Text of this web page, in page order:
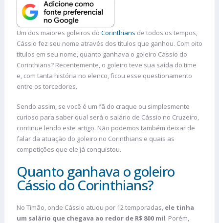
Um dos maiores goleiros do Corinthians de todos os tempos,
Cássio fez seu nome através dos títulos que ganhou. Com oito
títulos em seu nome, quanto ganhava o goleiro Cássio do
Corinthians? Recentemente, o goleiro teve sua saída do time
e, com tanta história no elenco, ficou esse questionamento
entre os torcedores.
Sendo assim, se você é um fã do craque ou simplesmente
curioso para saber qual será o salário de Cássio no Cruzeiro,
continue lendo este artigo. Não podemos também deixar de
falar da atuação do goleiro no Corinthians e quais as
competições que ele já conquistou.
Quanto ganhava o goleiro
Cássio do Corinthians?
No Timão, onde Cássio atuou por 12 temporadas, ele tinha
um salário que chegava ao redor de R$ 800 mil. Porém,